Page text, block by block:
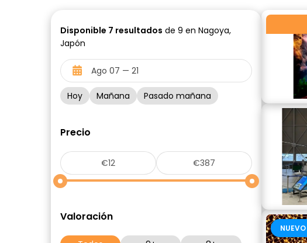
Disponible 7 resultados de 9 en Nagoya,
Japón
Hoy Mañana Pasado mañana
Precio
Valoración
NUEVO